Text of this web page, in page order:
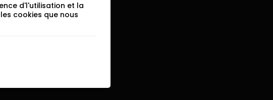
d'l'utilisation et la
cookies que nous